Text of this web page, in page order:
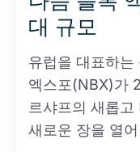
대 규모
유럽을 대표하는
엑스포(NBX)가
르샤프의 새롭
새로운 장을 열